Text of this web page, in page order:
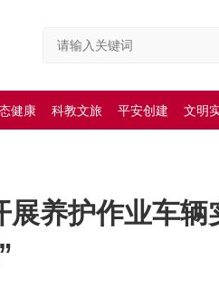
健康 科教文旅 平安创建 文明
展养护作业车